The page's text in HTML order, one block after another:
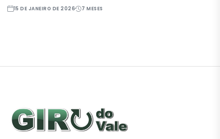
15 DE JANEIRO DE 2026 7 MESES